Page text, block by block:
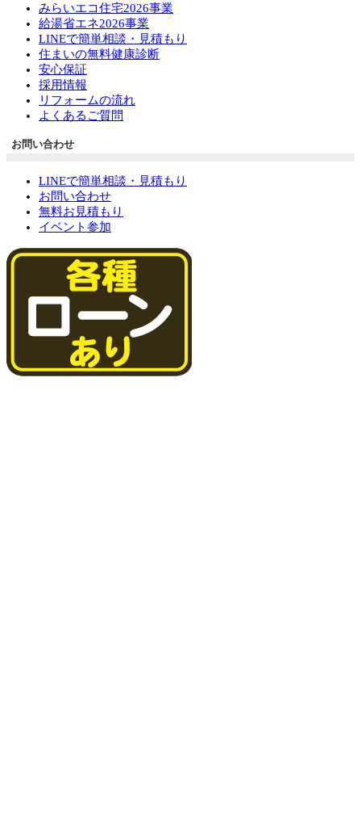
みらいエコ住宅2026事業
給湯省エネ2026事業
LINEで簡単相談・見積もり
住まいの無料健康診断
安心保証
採用情報
リフォームの流れ
よくあるご質問
お問い合わせ
LINEで簡単相談・見積もり
お問い合わせ
無料お見積もり
イベント参加